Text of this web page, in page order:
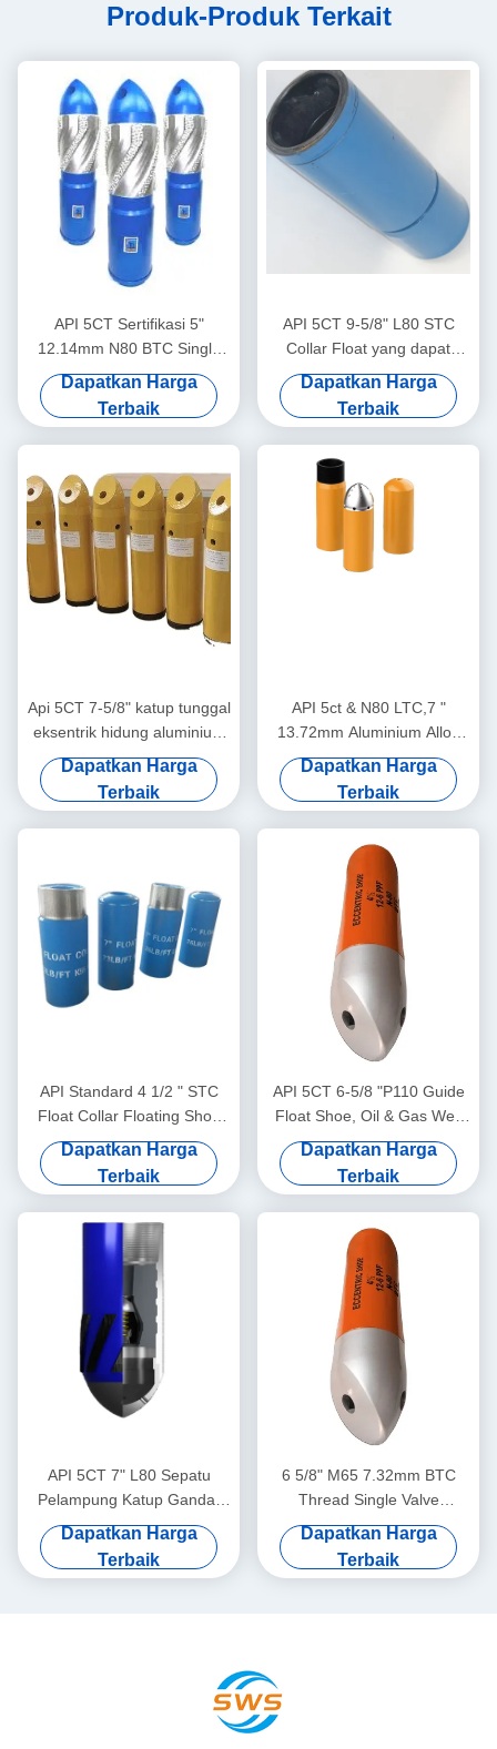
Produk-Produk Terkait
API 5CT Sertifikasi 5"
12.14mm N80 BTC Single
Valve Self-Latch Aluminium
Alloy Float Shoe untuk
Industri Minyak dan Gas
Dapatkan Harga
Terbaik
API 5CT 9-5/8" L80 STC
Collar Float yang dapat
diebor, Collar Float Oilfield,
Digunakan untuk
pembesaran sumur minyak
dan gas dalam tanah
Dapatkan Harga
Terbaik
Api 5CT 7-5/8" katup tunggal
eksentrik hidung aluminium
paduan sepatu terapung
dengan J55 BTC
Dapatkan Harga
Terbaik
API 5ct & N80 LTC,7 "
13.72mm Aluminium Alloy
Double Valves Float Shoe &
Collar untuk Oil-Gas Field
Dapatkan Harga
Terbaik
API Standard 4 1/2 " STC
Float Collar Floating Shoe
Alat Semen Katup Tunggal /
Ganda Tanpa Putar
Dapatkan Harga
Terbaik
API 5CT 6-5/8 "P110 Guide
Float Shoe, Oil & Gas Well
Float Shoe, Dukungan
operasi cementing casing
yang stabil
Dapatkan Harga
Terbaik
API 5CT 7" L80 Sepatu
Pelampung Katup Ganda,
Sepatu Pelampung Casing
Minyak Gas, Beradaptasi
dengan pekerjaan
Dapatkan Harga
Terbaik
6 5/8" M65 7.32mm BTC
Thread Single Valve
Eccentric Nose Float Shoe
Didedikasikan untuk Aplikasi
Semen Lapangan Minyak
Dapatkan Harga
Terbaik